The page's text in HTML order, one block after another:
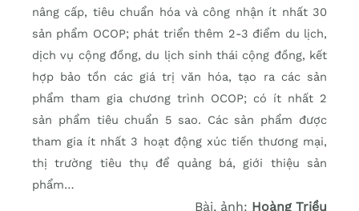
nâng cấp, tiêu chuẩn hóa và công nhận ít nhất 30
sản phẩm OCOP; phát triển thêm 2-3 điểm du lịch,
dịch vụ cộng đồng, du lịch sinh thái cộng đồng, kết
hợp bảo tồn các giá trị văn hóa, tạo ra các sản
phẩm tham gia chương trình OCOP; có ít nhất 2
sản phẩm tiêu chuẩn 5 sao. Các sản phẩm được
tham gia ít nhất 3 hoạt động xúc tiến thương mại,
thị trường tiêu thụ để quảng bá, giới thiệu sản
phẩm…
Bài, ảnh: Hoàng Triều